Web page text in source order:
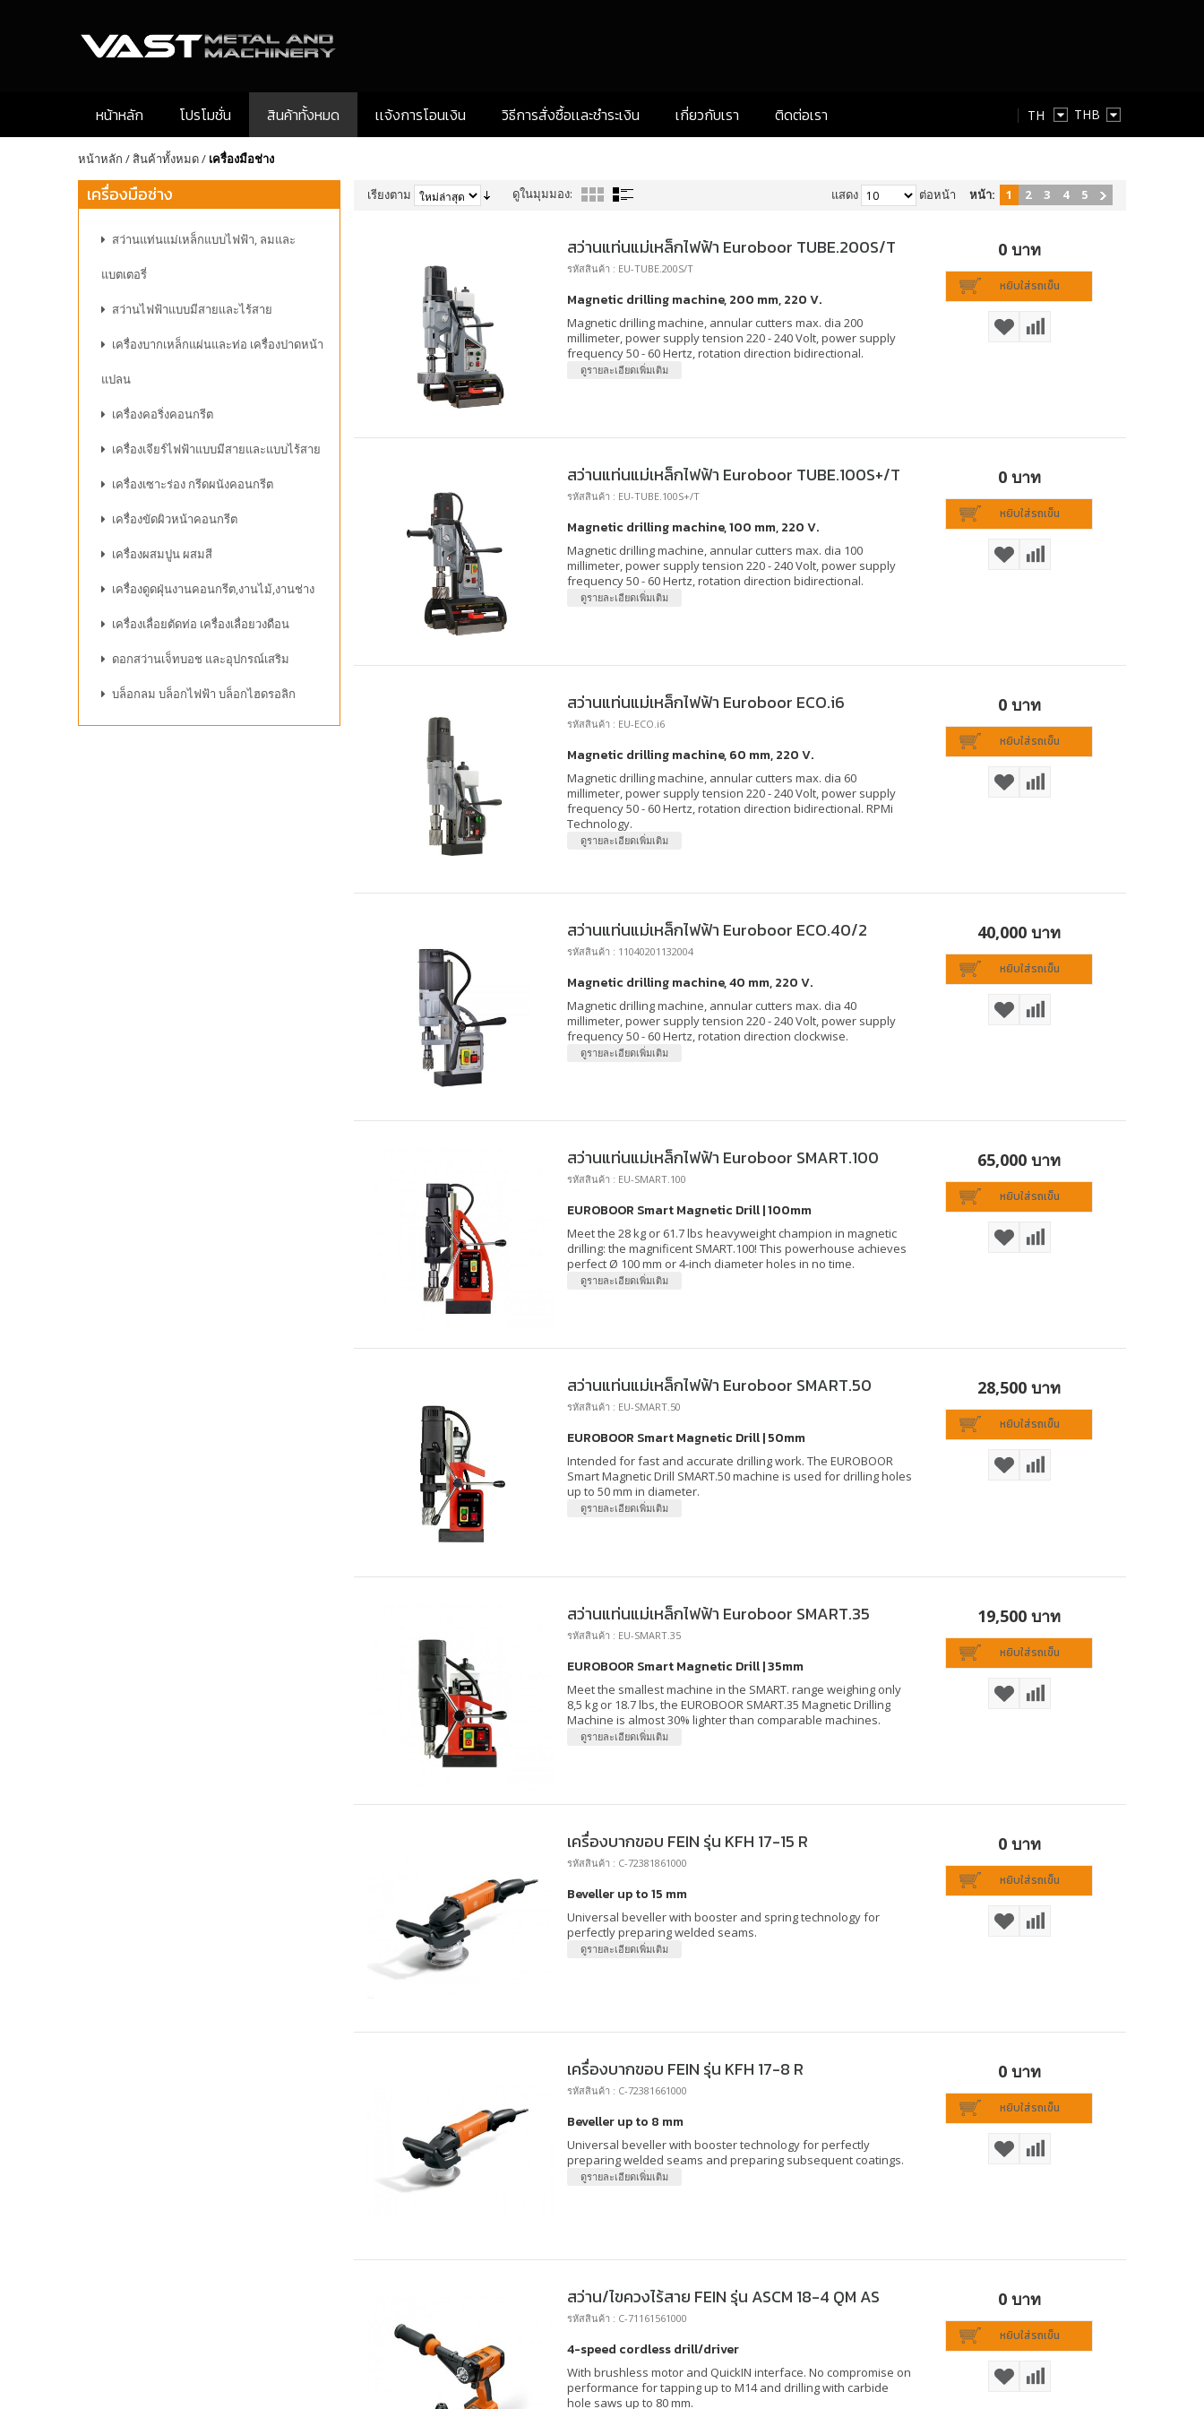
หน้าหลัก โปรโมชั่น สินค้าทั้งหมด เเจ้งการโอนเงิน วิธีการสั่งซื้อเเละชำระเงิน เกี่ยวกับเรา ติดต่อเรา
TH
TH
หน้าหลัก / สินค้าทั้งหมด/ เครื่องมือช่าง
เครื่องมือช่าง
สว่านแท่นแม่เหล็กแบบไฟฟ้า, ลมและ
แบตเตอรี่
สว่านไฟฟ้าแบบมีสายและไร้สาย
เครื่องบากเหล็กแผ่นและท่อ เครื่องปาดหน้า
แปลน
เครื่องคอริ่งคอนกรีต
เครื่องเจียร์ไฟฟ้าแบบมีสายและแบบไร้สาย
เครื่องเซาะร่อง กรีดผนังคอนกรีต
เครื่องขัดผิวหน้าคอนกรีต
เครื่องผสมปูน ผสมสี
เครื่องดูดฝุ่นงานคอนกรีต,งานไม้,งานช่าง
เครื่องเลื่อยตัดท่อ เครื่องเลื่อยวงดือน
ดอกสว่านเจ็ทบอช และอุปกรณ์เสริม
บล็อกลม บล็อกไฟฟ้า บล็อกไฮดรอลิก
เรียงตาม ดูในมุมมอง: หน้า: 1 2 3 4 5
แสดง ต่อหน้า
สว่านแท่นแม่เหล็กไฟฟ้า Euroboor TUBE.200S/T
รหัสสินค้า : EU-TUBE.200S/T
Magnetic drilling machine, 200 mm, 220 V.
Magnetic drilling machine, annular cutters max. dia 200
millimeter, power supply tension 220 - 240 Volt, power supply
frequency 50 - 60 Hertz, rotation direction bidirectional.
ดูรายละเอียดเพิ่มเติม
0 บาท
หยิบใส่รถเข็น
สว่านแท่นแม่เหล็กไฟฟ้า Euroboor TUBE.100S+/T
รหัสสินค้า : EU-TUBE.100S+/T
Magnetic drilling machine, 100 mm, 220 V.
Magnetic drilling machine, annular cutters max. dia 100
millimeter, power supply tension 220 - 240 Volt, power supply
frequency 50 - 60 Hertz, rotation direction bidirectional.
ดูรายละเอียดเพิ่มเติม
0 บาท
หยิบใส่รถเข็น
สว่านแท่นแม่เหล็กไฟฟ้า Euroboor ECO.i6
รหัสสินค้า : EU-ECO.i6
Magnetic drilling machine, 60 mm, 220 V.
Magnetic drilling machine, annular cutters max. dia 60
millimeter, power supply tension 220 - 240 Volt, power supply
frequency 50 - 60 Hertz, rotation direction bidirectional. RPMi
Technology.
ดูรายละเอียดเพิ่มเติม
0 บาท
หยิบใส่รถเข็น
สว่านแท่นแม่เหล็กไฟฟ้า Euroboor ECO.40/2
รหัสสินค้า : 11040201132004
Magnetic drilling machine, 40 mm, 220 V.
Magnetic drilling machine, annular cutters max. dia 40
millimeter, power supply tension 220 - 240 Volt, power supply
frequency 50 - 60 Hertz, rotation direction clockwise.
ดูรายละเอียดเพิ่มเติม
40,000 บาท
หยิบใส่รถเข็น
สว่านแท่นแม่เหล็กไฟฟ้า Euroboor SMART.100
รหัสสินค้า : EU-SMART.100
EUROBOOR Smart Magnetic Drill | 100mm
Meet the 28 kg or 61.7 lbs heavyweight champion in magnetic
drilling: the magnificent SMART.100! This powerhouse achieves
perfect Ø 100 mm or 4-inch diameter holes in no time.
ดูรายละเอียดเพิ่มเติม
65,000 บาท
หยิบใส่รถเข็น
สว่านแท่นแม่เหล็กไฟฟ้า Euroboor SMART.50
รหัสสินค้า : EU-SMART.50
EUROBOOR Smart Magnetic Drill | 50mm
Intended for fast and accurate drilling work. The EUROBOOR
Smart Magnetic Drill SMART.50 machine is used for drilling holes
up to 50 mm in diameter.
ดูรายละเอียดเพิ่มเติม
28,500 บาท
หยิบใส่รถเข็น
สว่านแท่นแม่เหล็กไฟฟ้า Euroboor SMART.35
รหัสสินค้า : EU-SMART.35
EUROBOOR Smart Magnetic Drill | 35mm
Meet the smallest machine in the SMART. range weighing only
8,5 kg or 18.7 lbs, the EUROBOOR SMART.35 Magnetic Drilling
Machine is almost 30% lighter than comparable machines.
ดูรายละเอียดเพิ่มเติม
19,500 บาท
หยิบใส่รถเข็น
เครื่องบากขอบ FEIN รุ่น KFH 17-15 R
รหัสสินค้า : C-72381861000
Beveller up to 15 mm
Universal beveller with booster and spring technology for
perfectly preparing welded seams.
ดูรายละเอียดเพิ่มเติม
0 บาท
หยิบใส่รถเข็น
เครื่องบากขอบ FEIN รุ่น KFH 17-8 R
รหัสสินค้า : C-72381661000
Beveller up to 8 mm
Universal beveller with booster technology for perfectly
preparing welded seams and preparing subsequent coatings.
ดูรายละเอียดเพิ่มเติม
0 บาท
หยิบใส่รถเข็น
สว่าน/ไขควงไร้สาย FEIN รุ่น ASCM 18-4 QM AS
รหัสสินค้า : C-71161561000
4-speed cordless drill/driver
With brushless motor and QuickIN interface. No compromise on
performance for tapping up to M14 and drilling with carbide
hole saws up to 80 mm.
0 บาท
หยิบใส่รถเข็น